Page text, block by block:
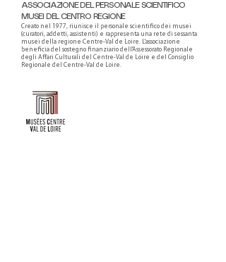
ASSOCIAZIONE DEL PERSONALE SCIENTIFICO
MUSEI DEL CENTRO REGIONE
Creato nel 1977, riunisce il personale scientifico dei musei
(curatori, addetti, assistenti) e rappresenta una rete di sessanta
musei della regione Centre-Val de Loire. L'associazione
beneficia del sostegno finanziario dell'Assessorato Regionale
degli Affari Culturali del Centre-Val de Loire e del Consiglio
Regionale del Centre-Val de Loire.